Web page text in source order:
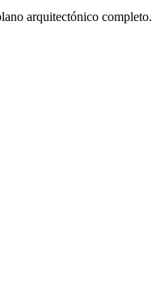
arquitectónico completo.